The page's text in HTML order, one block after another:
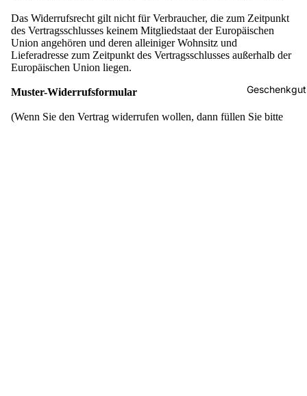
Das Widerrufsrecht gilt nicht für Verbraucher, die zum Zeitpunkt
des Vertragsschlusses keinem Mitgliedstaat der Europäischen
Union angehören und deren alleiniger Wohnsitz und
Lieferadresse zum Zeitpunkt des Vertragsschlusses außerhalb der
Europäischen Union liegen.
Muster-Widerrufsformular
(Wenn Sie den Vertrag widerrufen wollen, dann füllen Sie bitte